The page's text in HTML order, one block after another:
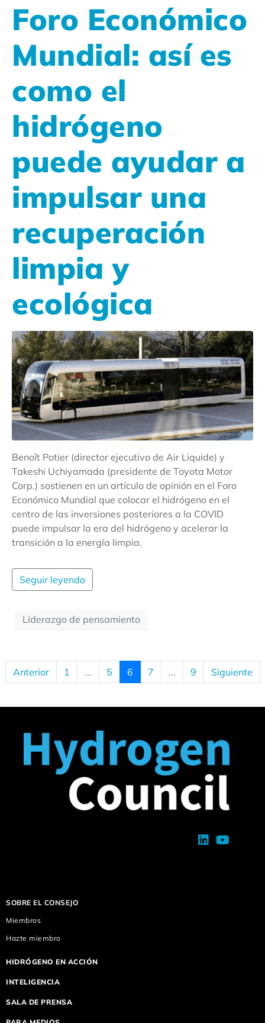
Foro Económico
Mundial: así es
como el
hidrógeno
puede ayudar a
impulsar una
recuperación
limpia y
ecológica
Benoît Potier (director ejecutivo de Air Liquide) y
Takeshi Uchiyamada (presidente de Toyota Motor
Corp.) sostienen en un artículo de opinión en el Foro
Económico Mundial que colocar el hidrógeno en el
centro de las inversiones posteriores a la COVID
puede impulsar la era del hidrógeno y acelerar la
transición a la energía limpia.
Seguir leyendo
Liderazgo de pensamiento
Anterior 1 ... 5 6 7 ... 9 Siguiente
SOBRE EL CONSEJO
Miembros
Hazte miembro
HIDRÓGENO EN ACCIÓN
INTELIGENCIA
SALA DE PRENSA